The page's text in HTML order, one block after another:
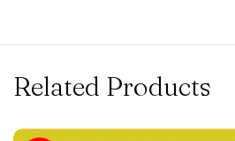
Related Products